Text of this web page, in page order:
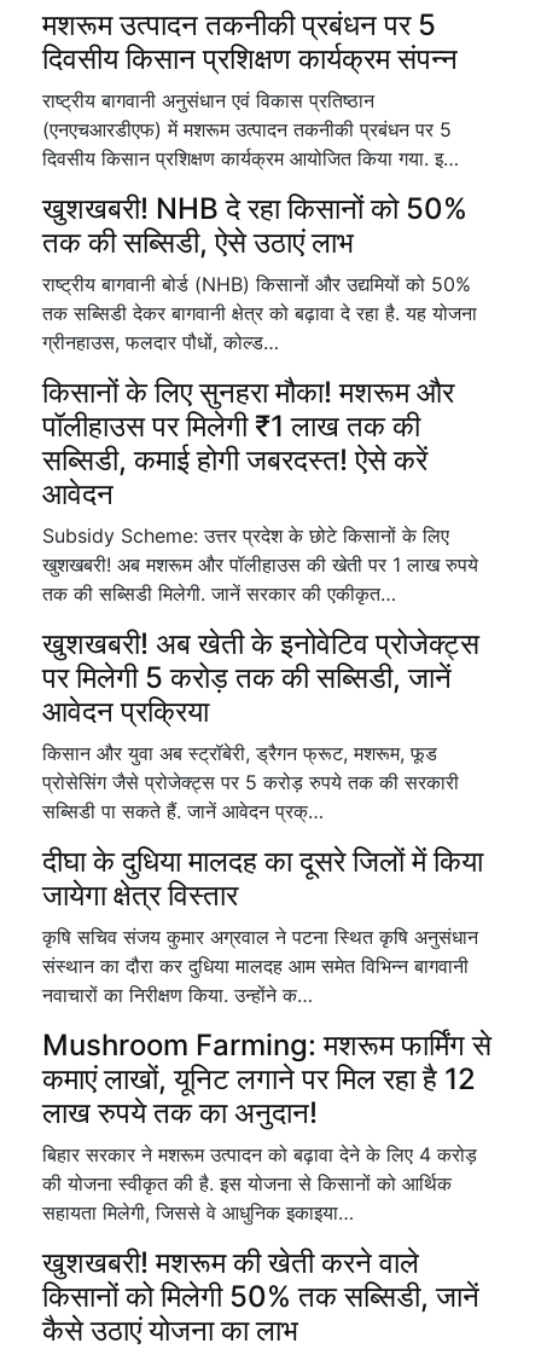
मशरूम उत्पादन तकनीकी प्रबंधन पर 5
दिवसीय किसान प्रशिक्षण कार्यक्रम संपन्न
राष्ट्रीय बागवानी अनुसंधान एवं विकास प्रतिष्ठान
(एनएचआरडीएफ) में मशरूम उत्पादन तकनीकी प्रबंधन पर 5
दिवसीय किसान प्रशिक्षण कार्यक्रम आयोजित किया गया. इ…
खुशखबरी! NHB दे रहा किसानों को 50%
तक की सब्सिडी, ऐसे उठाएं लाभ
राष्ट्रीय बागवानी बोर्ड (NHB) किसानों और उद्यमियों को 50%
तक सब्सिडी देकर बागवानी क्षेत्र को बढ़ावा दे रहा है. यह योजना
ग्रीनहाउस, फलदार पौधों, कोल्ड…
किसानों के लिए सुनहरा मौका! मशरूम और
पॉलीहाउस पर मिलेगी ₹1 लाख तक की
सब्सिडी, कमाई होगी जबरदस्त! ऐसे करें
आवेदन
Subsidy Scheme: उत्तर प्रदेश के छोटे किसानों के लिए
खुशखबरी! अब मशरूम और पॉलीहाउस की खेती पर 1 लाख रुपये
तक की सब्सिडी मिलेगी. जानें सरकार की एकीकृत…
खुशखबरी! अब खेती के इनोवेटिव प्रोजेक्ट्स
पर मिलेगी 5 करोड़ तक की सब्सिडी, जानें
आवेदन प्रक्रिया
किसान और युवा अब स्ट्रॉबेरी, ड्रैगन फ्रूट, मशरूम, फूड
प्रोसेसिंग जैसे प्रोजेक्ट्स पर 5 करोड़ रुपये तक की सरकारी
सब्सिडी पा सकते हैं. जानें आवेदन प्रक्…
दीघा के दुधिया मालदह का दूसरे जिलों में किया
जायेगा क्षेत्र विस्तार
कृषि सचिव संजय कुमार अग्रवाल ने पटना स्थित कृषि अनुसंधान
संस्थान का दौरा कर दुधिया मालदह आम समेत विभिन्न बागवानी
नवाचारों का निरीक्षण किया. उन्होंने क…
Mushroom Farming: मशरूम फार्मिंग से
कमाएं लाखों, यूनिट लगाने पर मिल रहा है 12
लाख रुपये तक का अनुदान!
बिहार सरकार ने मशरूम उत्पादन को बढ़ावा देने के लिए 4 करोड़
की योजना स्वीकृत की है. इस योजना से किसानों को आर्थिक
सहायता मिलेगी, जिससे वे आधुनिक इकाइया…
खुशखबरी! मशरूम की खेती करने वाले
किसानों को मिलेगी 50% तक सब्सिडी, जानें
कैसे उठाएं योजना का लाभ